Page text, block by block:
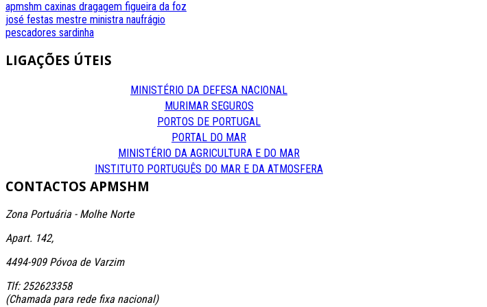
apmshm caxinas dragagem figueira da foz
josé festas mestre ministra naufrágio
pescadores sardinha
LIGAÇÕES ÚTEIS
MINISTÉRIO DA DEFESA NACIONAL
MURIMAR SEGUROS
PORTOS DE PORTUGAL
PORTAL DO MAR
MINISTÉRIO DA AGRICULTURA E DO MAR
INSTITUTO PORTUGUÊS DO MAR E DA ATMOSFERA
CONTACTOS APMSHM
Zona Portuária - Molhe Norte
Apart. 142,
4494-909 Póvoa de Varzim
Tlf: 252623358
(Chamada para rede fixa nacional)